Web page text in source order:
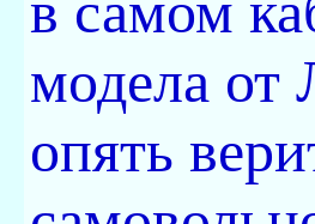
модела от
опять